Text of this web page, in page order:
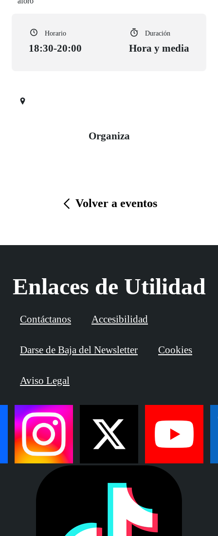
Horario
18:30-20:00
Duración
Hora y media
Organiza
Volver a eventos
Enlaces de Utilidad
Contáctanos Accesibilidad
Darse de Baja del Newsletter Cookies
Aviso Legal